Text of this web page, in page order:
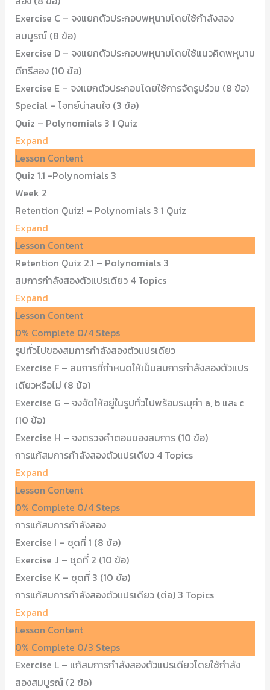
Exercise C – จงแยกตัวประกอบพหุนามโดยใช้กำลังสอง
สมบูรณ์ (8 ข้อ)
Exercise D – จงแยกตัวประกอบพหุนามโดยใช้แนวคิดพหุนาม
ดีกรีสอง (10 ข้อ)
Exercise E – จงแยกตัวประกอบโดยใช้การจัดรูปร่วม (8 ข้อ)
Special – โจทย์น่าสนใจ (3 ข้อ)
Quiz – Polynomials 3 1 Quiz
Expand
Lesson Content
Quiz 1.1 -Polynomials 3
Week 2
Retention Quiz! – Polynomials 3 1 Quiz
Expand
Lesson Content
Retention Quiz 2.1 – Polynomials 3
สมการกำลังสองตัวแปรเดียว 4 Topics
Expand
Lesson Content
0% Complete 0/4 Steps
รูปทั่วไปของสมการกำลังสองตัวแปรเดียว
Exercise F – สมการที่กำหนดให้เป็นสมการกำลังสองตัวแปร
เดียวหรือไม่ (8 ข้อ)
Exercise G – จงจัดให้อยู่ในรูปทั่วไปพร้อมระบุค่า a, b และ c
(10 ข้อ)
Exercise H – จงตรวจคำตอบของสมการ (10 ข้อ)
การแก้สมการกำลังสองตัวแปรเดียว 4 Topics
Expand
Lesson Content
0% Complete 0/4 Steps
การแก้สมการกำลังสอง
Exercise I – ชุดที่ 1 (8 ข้อ)
Exercise J – ชุดที่ 2 (10 ข้อ)
Exercise K – ชุดที่ 3 (10 ข้อ)
การแก้สมการกำลังสองตัวแปรเดียว (ต่อ) 3 Topics
Expand
Lesson Content
0% Complete 0/3 Steps
Exercise L – แก้สมการกำลังสองตัวแปรเดียวโดยใช้กำลัง
สองสมบูรณ์ (2 ข้อ)